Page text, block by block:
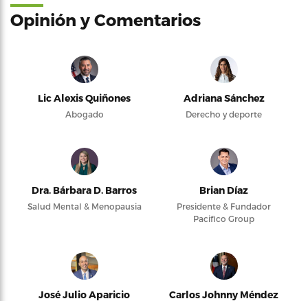
Opinión y Comentarios
Lic Alexis Quiñones
Abogado
Adriana Sánchez
Derecho y deporte
Dra. Bárbara D. Barros
Salud Mental & Menopausia
Brian Díaz
Presidente & Fundador
Pacifico Group
José Julio Aparicio
Carlos Johnny Méndez